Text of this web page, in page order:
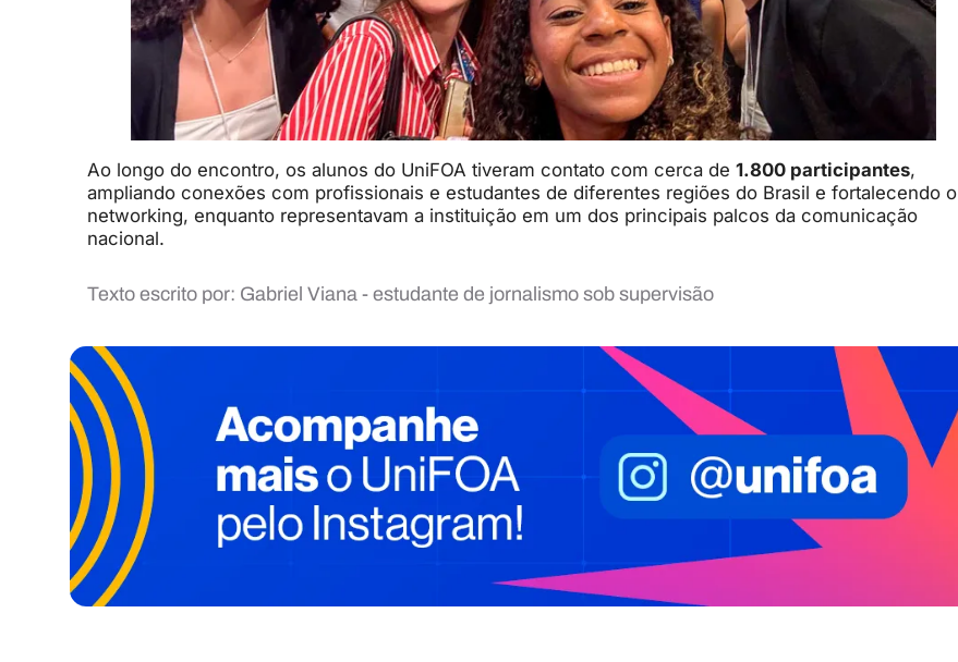
Ao longo do encontro, os alunos do UniFOA tiveram contato com cerca de 1.800 participantes,
ampliando conexões com profissionais e estudantes de diferentes regiões do Brasil e fortalecendo o
networking, enquanto representavam a instituição em um dos principais palcos da comunicação
nacional.
Texto escrito por: Gabriel Viana - estudante de jornalismo sob supervisão